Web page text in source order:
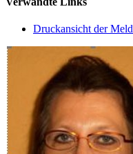
Druckansicht der